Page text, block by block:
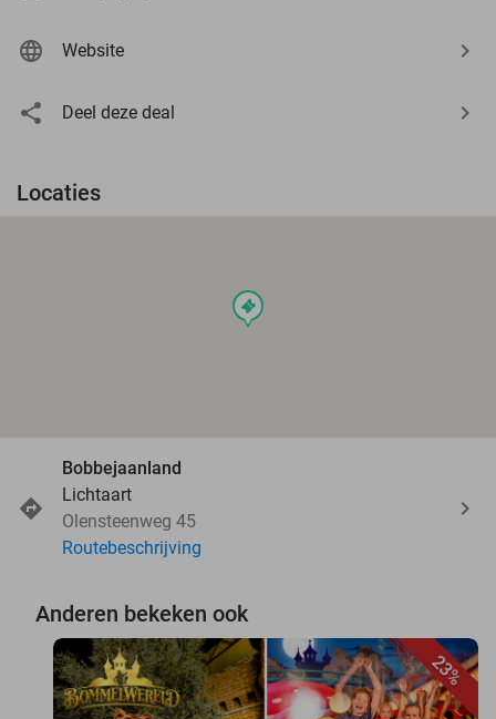
Website
Deel deze deal
Locaties
events
Bobbejaanland
Lichtaart
Olensteenweg 45
Routebeschrijving
Anderen bekeken ook
23%